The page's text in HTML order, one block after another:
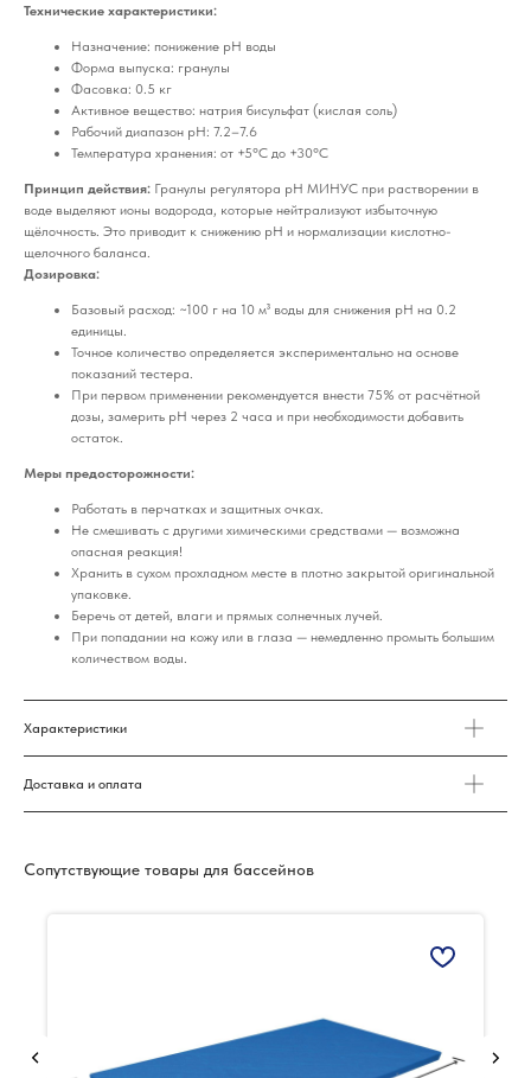
Технические характеристики:
Назначение: понижение pH воды
Форма выпуска: гранулы
Фасовка: 0.5 кг
Активное вещество: натрия бисульфат (кислая соль)
Рабочий диапазон pH: 7.2–7.6
Температура хранения: от +5°C до +30°C
Принцип действия: Гранулы регулятора pH МИНУС при растворении в
воде выделяют ионы водорода, которые нейтрализуют избыточную
щёлочность. Это приводит к снижению pH и нормализации кислотно-
щелочного баланса.
Дозировка:
Базовый расход: ~100 г на 10 м³ воды для снижения pH на 0.2
единицы.
Точное количество определяется экспериментально на основе
показаний тестера.
При первом применении рекомендуется внести 75% от расчётной
дозы, замерить pH через 2 часа и при необходимости добавить
остаток.
Меры предосторожности:
Работать в перчатках и защитных очках.
Не смешивать с другими химическими средствами — возможна
опасная реакция!
Хранить в сухом прохладном месте в плотно закрытой оригинальной
упаковке.
Беречь от детей, влаги и прямых солнечных лучей.
При попадании на кожу или в глаза — немедленно промыть большим
количеством воды.
Характеристики
Доставка и оплата
Сопутствующие товары для бассейнов